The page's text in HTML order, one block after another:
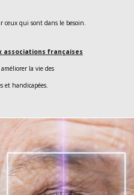
ceux qui sont dans le besoin.
associations françaises
la vie des
et handicapées.